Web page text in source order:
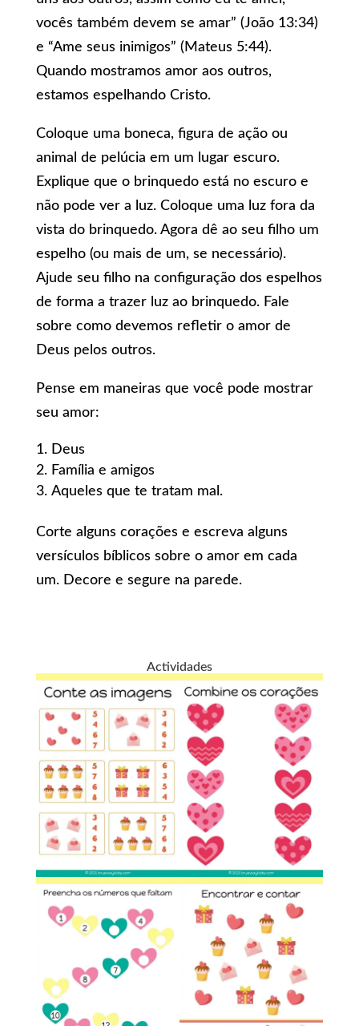
vocês também devem se amar” (João 13:34)
e “Ame seus inimigos” (Mateus 5:44).
Quando mostramos amor aos outros,
estamos espelhando Cristo.
Coloque uma boneca, figura de ação ou
animal de pelúcia em um lugar escuro.
Explique que o brinquedo está no escuro e
não pode ver a luz. Coloque uma luz fora da
vista do brinquedo. Agora dê ao seu filho um
espelho (ou mais de um, se necessário).
Ajude seu filho na configuração dos espelhos
de forma a trazer luz ao brinquedo. Fale
sobre como devemos refletir o amor de
Deus pelos outros.
Pense em maneiras que você pode mostrar
seu amor:
Deus
Família e amigos
Aqueles que te tratam mal.
Corte alguns corações e escreva alguns
versículos bíblicos sobre o amor em cada
um. Decore e segure na parede.
Actividades